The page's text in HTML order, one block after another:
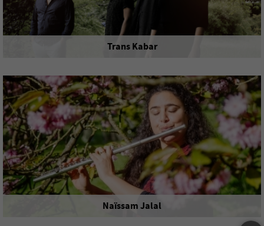
Trans Kabar
samedi 8 août
TRÉDREZ-LOCQUÉMEAU
Naïssam Jalal